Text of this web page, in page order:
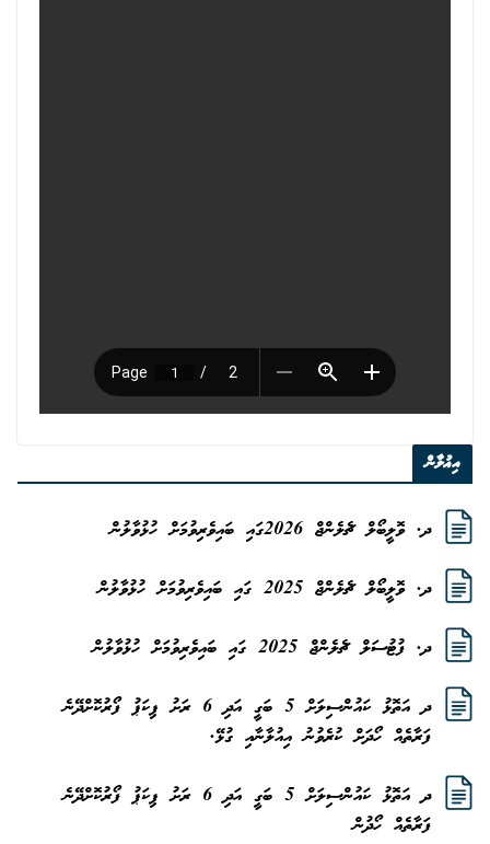
އިޢުލާން
ދ. ވޮލީބޯލް ޗެލެންޖް 2026ގައި ބައިވެރިވުމަށް ހުޅުވާލުން
ދ. ވޮލީބޯލް ޗެލެންޖް 2025 ގައި ބައިވެރިވުމަށް ހުޅުވާލުން
ދ. ފުޓުސަލް ޗެލެންޖް 2025 ގައި ބައިވެރިވުމަށް ހުޅުވާލުން
ދ އަތޮޅު ކައުންސިލަށް 5 ބަގީ އަދި 6 ރަށު ޕިކަޕު ފޯރުކޮށްދޭނެ
ފަރާތެއް ހޯދަށް ކުރެވުނު އިއުލާނާއި ގުޅޭ.
ދ އަތޮޅު ކައުންސިލަށް 5 ބަގީ އަދި 6 ރަށު ޕިކަޕު ފޯރުކޮށްދޭނެ
ފަރާތެއް ހޯދުން